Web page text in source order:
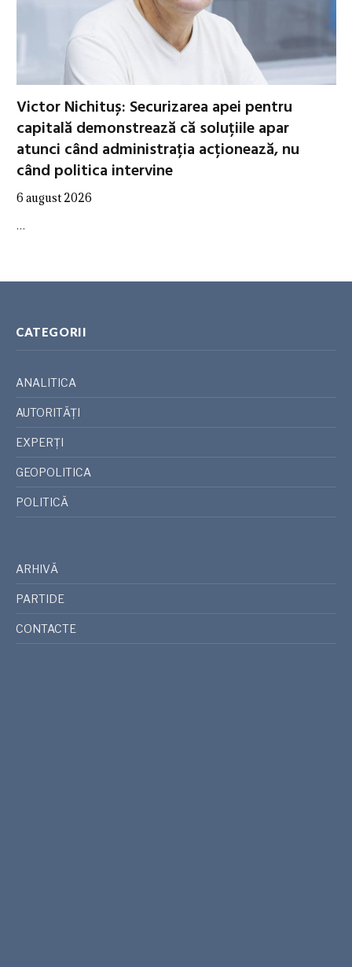
Victor Nichituș: Securizarea apei pentru
capitală demonstrează că soluțiile apar
atunci când administrația acționează, nu
când politica intervine
6 august 2026
…
CATEGORII
ANALITICA
AUTORITĂȚI
EXPERȚI
GEOPOLITICA
POLITICĂ
ARHIVĂ
PARTIDE
CONTACTE